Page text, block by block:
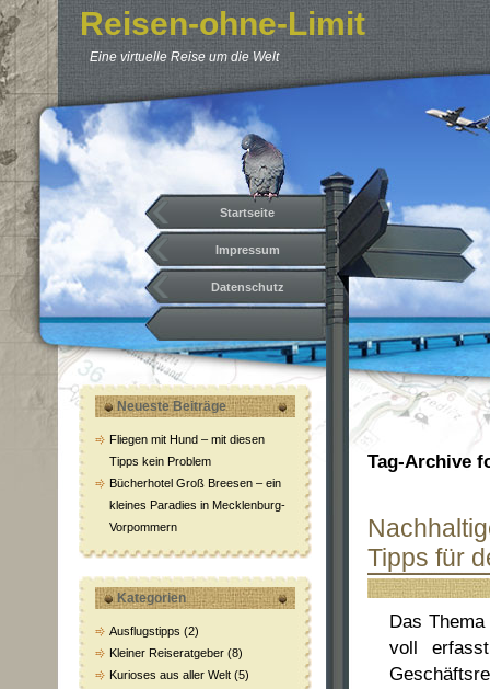
Reisen-ohne-Limit
Eine virtuelle Reise um die Welt
Startseite
Impressum
Datenschutz
Neueste Beiträge
Fliegen mit Hund – mit diesen
Tipps kein Problem
Bücherhotel Groß Breesen – ein
kleines Paradies in Mecklenburg-
Vorpommern
Kategorien
Ausflugstipps (2)
Kleiner Reiseratgeber (8)
Kurioses aus aller Welt (5)
Tag-Archive
Tipps für
Das
voll